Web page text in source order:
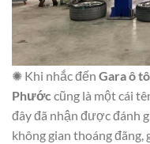
✺ Khi nhắc đến Gara ô
Phướccũng là một cái
đây đã nhận được đánh
không gian thoáng đãng,